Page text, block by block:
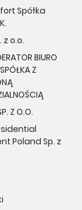
Spółka
z o.o.
BIURO
Z
Z O.O.
Poland Sp. z